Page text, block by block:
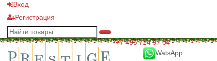
Вход
Регистрация
+7 495 724 97 04
WatsApp